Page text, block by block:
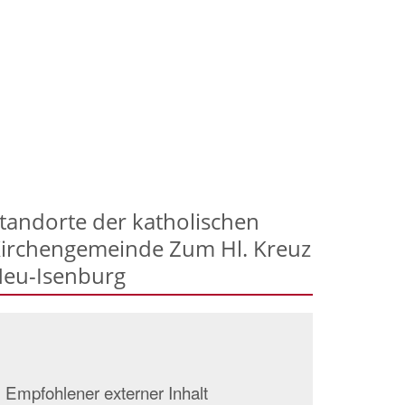
der katholischen
Zum Hl. Kreuz
Isenburg
Empfohlener externer Inhalt